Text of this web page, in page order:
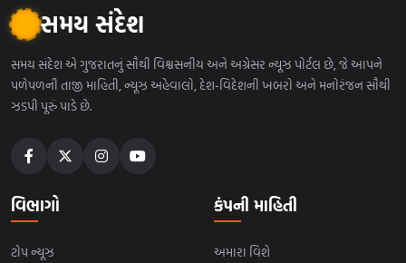
સમય સંદેશ
સમય સંદેશ એ ગુજરાતનું સૌથી વિશ્વસનીય અને અગ્રેસર ન્યૂઝ પોર્ટલ છે, જે આપને
પળેપળની તાજી માહિતી, ન્યૂઝ અહેવાલો, દેશ-વિદેશની ખબરો અને મનોરંજન સૌથી
ઝડપી પૂરું પાડે છે.
વિભાગો
ટોપ ન્યૂઝ
કંપની માહિતી
અમારા વિશે